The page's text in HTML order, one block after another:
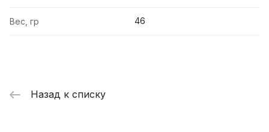
Вес, гр 46
Назад к списку